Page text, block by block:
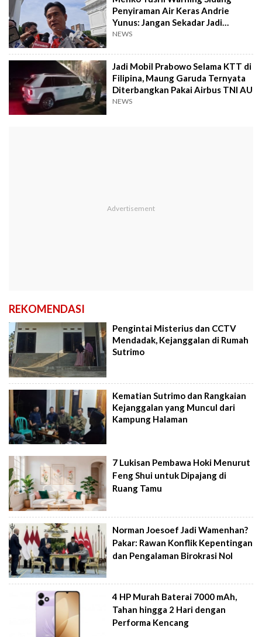
Penyiraman Air Keras Andrie
Yunus: Jangan Sekadar Jadi
Formalitas
NEWS
Jadi Mobil Prabowo Selama KTT di
Filipina, Maung Garuda Ternyata
Diterbangkan Pakai Airbus TNI AU
NEWS
REKOMENDASI
Pengintai Misterius dan CCTV
Mendadak, Kejanggalan di Rumah
Sutrimo
Kematian Sutrimo dan Rangkaian
Kejanggalan yang Muncul dari
Kampung Halaman
7 Lukisan Pembawa Hoki Menurut
Feng Shui untuk Dipajang di
Ruang Tamu
Norman Joesoef Jadi Wamenhan?
Pakar: Rawan Konflik Kepentingan
dan Pengalaman Birokrasi Nol
4 HP Murah Baterai 7000 mAh,
Tahan hingga 2 Hari dengan
Performa Kencang